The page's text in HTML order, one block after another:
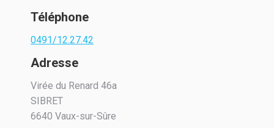
Téléphone
0491/12.27.42
Adresse
Virée du Renard 46a
SIBRET
6640 Vaux-sur-Sûre